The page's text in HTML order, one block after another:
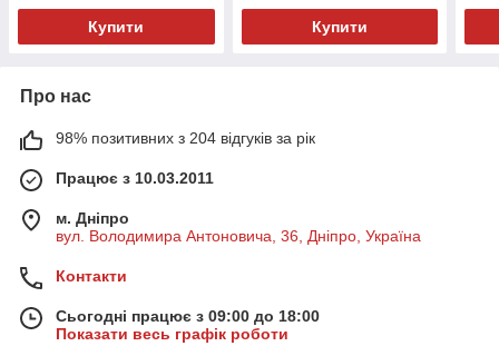
Купити Купити
Про нас
98% позитивних з 204 відгуків за рік
Працює з 10.03.2011
м. Дніпро
вул. Володимира Антоновича, 36, Дніпро, Україна
Контакти
Сьогодні працює з 09:00 до 18:00
Показати весь графік роботи